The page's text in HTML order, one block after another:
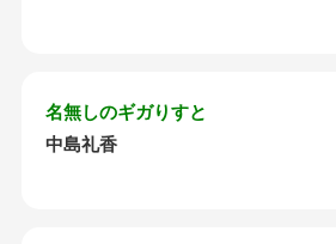
名無しのギガりすと
中島礼香